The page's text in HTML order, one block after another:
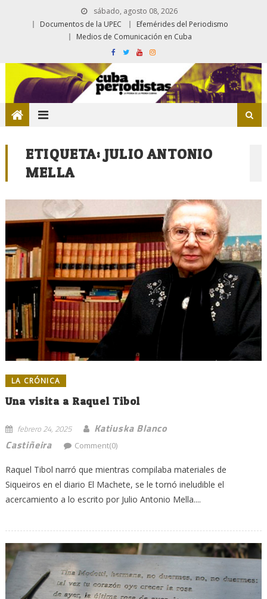
sábado, agosto 08, 2026
Documentos de la UPEC
Efemérides del Periodismo
Medios de Comunicación en Cuba
ETIQUETA:JULIO ANTONIO
MELLA
LA CRÓNICA
Una visita a Raquel Tibol
febrero 24, 2025
Katiuska Blanco
Castiñeira
Comment(0)
Raquel Tibol narró que mientras compilaba materiales de
Siqueiros en el diario El Machete, se le tornó ineludible el
acercamiento a lo escrito por Julio Antonio Mella....